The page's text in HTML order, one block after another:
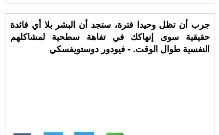
جرب أن تظل وحيدا فترة، ستجد أن البشر بلا أي فائدة
حقيقية سوى إنهاكك في تفاهة سطحية لمشاكلهم
النفسية طوال الوقت. - فيودور دوستويفسكي